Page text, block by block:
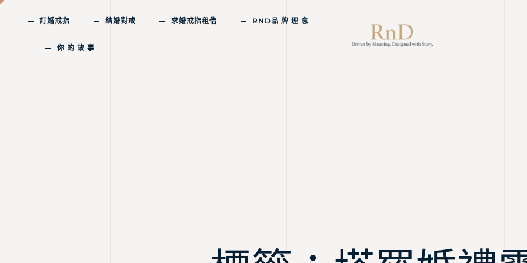
訂婚戒指 結婚對戒 求婚戒指租借 RND品 牌 理 念
你 的 故 事